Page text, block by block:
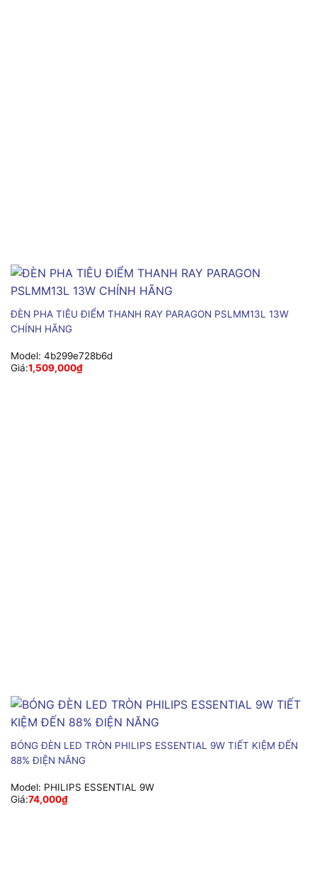
ĐÈN PHA TIÊU ĐIỂM THANH RAY PARAGON PSLMM13L 13W
CHÍNH HÃNG
Model: 4b299e728b6d
Giá:1,509,000₫
BÓNG ĐÈN LED TRÒN PHILIPS ESSENTIAL 9W TIẾT KIỆM ĐẾN
88% ĐIỆN NĂNG
Model: PHILIPS ESSENTIAL 9W
Giá:74,000₫